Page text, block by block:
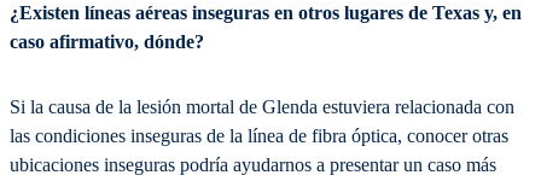
¿Existen líneas aéreas inseguras en otros lugares de Texas y, en
caso afirmativo, dónde?
Si la causa de la lesión mortal de Glenda estuviera relacionada con
las condiciones inseguras de la línea de fibra óptica, conocer otras
ubicaciones inseguras podría ayudarnos a presentar un caso más